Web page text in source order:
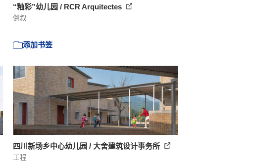
“釉彩”幼儿园 / RCR Arquitectes
倒叙
添加书签
四川新场乡中心幼儿园 / 大舍建筑设计事务所
工程